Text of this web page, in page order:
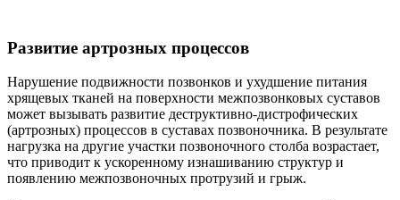
Развитие артрозных процессов
Нарушение подвижности позвонков и ухудшение питания
хрящевых тканей на поверхности межпозвонковых суставов
может вызывать развитие деструктивно-дистрофических
(артрозных) процессов в суставах позвоночника. В результате
нагрузка на другие участки позвоночного столба возрастает,
что приводит к ускоренному изнашиванию структур и
появлению межпозвоночных протрузий и грыж.